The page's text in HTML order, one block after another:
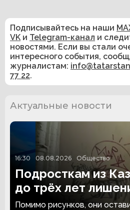
Подписывайтесь на наши
VK и Telegram-канал и
новостями. Если вы стали
интересного события,
журналистам:
77 22.
Актуальные новости
16:30 08.08.2026 Общество
Подросткам из
до трёх лет
за граффити
Помимо рисунков, они